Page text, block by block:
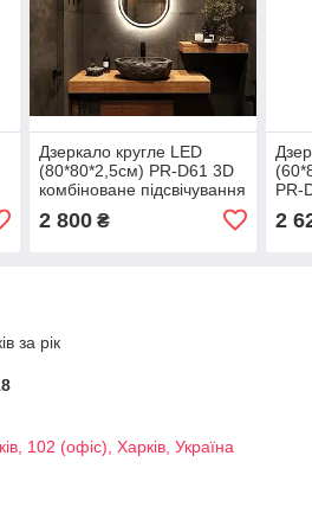
Дзеркало кругле LED
(80*80*2,5см) PR-D61 3D
комбіноване підсвічування
2 800₴
PR-
2
за рік
102 (офіс), Харків, Україна